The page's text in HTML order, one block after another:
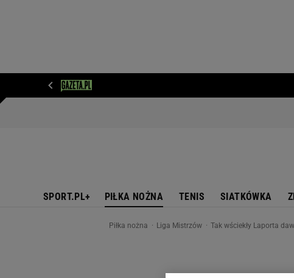
SPORT.PL+ PIŁKA NOŻNA TENIS SIATKÓWKA
Piłka nożna Liga Mistrzów Tak wściekły Laporta